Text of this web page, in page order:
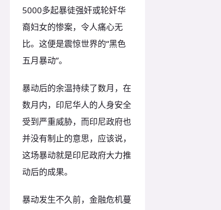
5000多起暴徒强奸或轮奸华
裔妇女的惨案，令人痛心无
比。这便是震惊世界的“黑色
五月暴动”。
暴动后的余温持续了数月，在
数月内，印尼华人的人身安全
受到严重威胁，而印尼政府也
并没有制止的意思，应该说，
这场暴动就是印尼政府大力推
动后的成果。
暴动发生不久前，金融危机蔓